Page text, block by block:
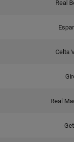
Real
Celta
Real